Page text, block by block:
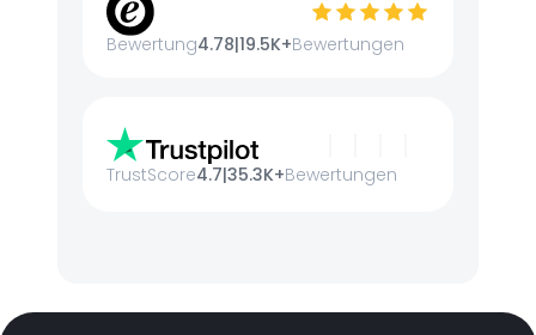
Bewertung4.78|19.5K+Bewertungen
TrustScore4.7|35.3K+Bewertungen